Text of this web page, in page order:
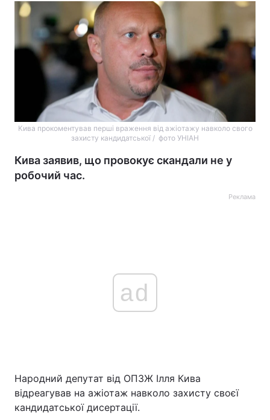
Кива прокоментував перші враження від ажіотажу навколо свого
захисту кандидатської / фото УНІАН
Кива заявив, що провокує скандали не у
робочий час.
Реклама
ad
Народний депутат від ОПЗЖ Ілля Кива
відреагував на ажіотаж навколо захисту своєї
кандидатської дисертації.